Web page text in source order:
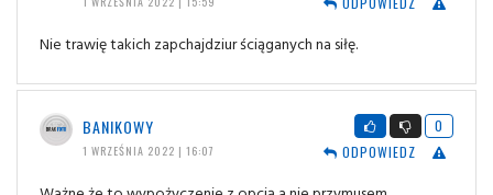
Nie trawię takich zapchajdziur ściąganych na siłę.
BANIKOWY
1 WRZEŚNIA 2022 | 16:07
0
ODPOWIEDZ